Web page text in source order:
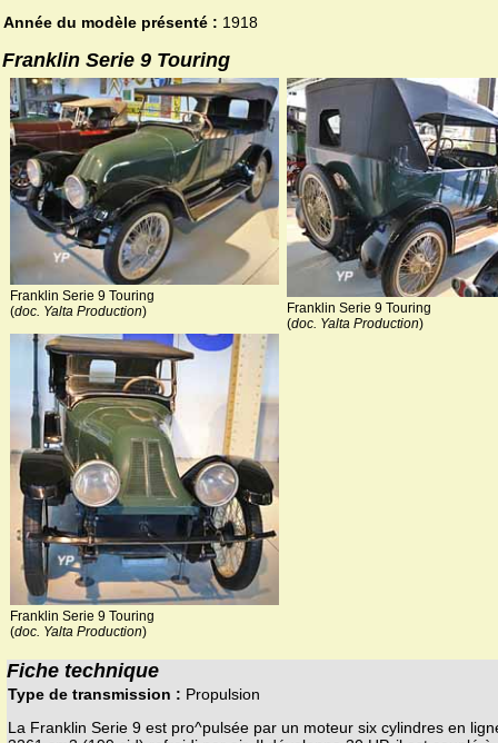
Année du modèle présenté : 1918
Franklin Serie 9 Touring
Franklin Serie 9 Touring
(doc. Yalta Production)
Franklin Serie 9 Touring
(doc. Yalta Production)
Franklin Serie 9 Touring
(doc. Yalta Production)
Fiche technique
Type de transmission : Propulsion
La Franklin Serie 9 est pro^pulsée par un moteur six cylindres en